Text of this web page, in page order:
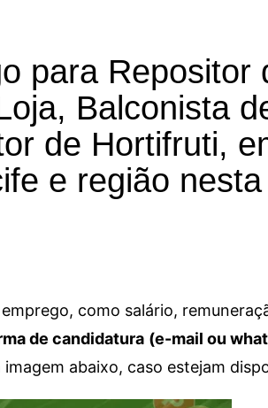
para Repositor
Balconista
de Hortifruti,
e região
como salário,
de candidatura (e-mail ou
abaixo, caso estejam